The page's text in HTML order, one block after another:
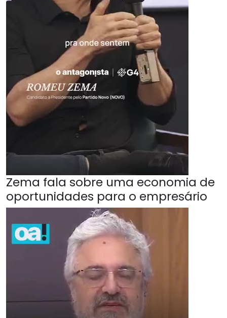
Zema fala sobre uma economia de
oportunidades para o empresário